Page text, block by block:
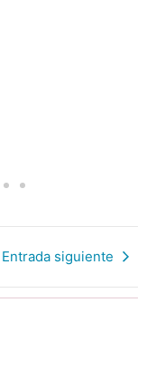
Entrada siguiente